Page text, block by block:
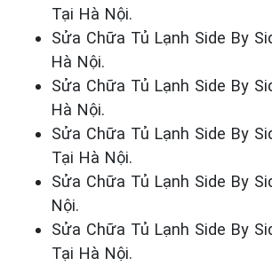
Tại Hà Nội.
Sửa Chữa Tủ Lạnh Side By
Hà Nội.
Sửa Chữa Tủ Lạnh Side By
Hà Nội.
Sửa Chữa Tủ Lạnh Side By
Tại Hà Nội.
Sửa Chữa Tủ Lạnh Side By
Nội.
Sửa Chữa Tủ Lạnh Side By
Tại Hà Nội.